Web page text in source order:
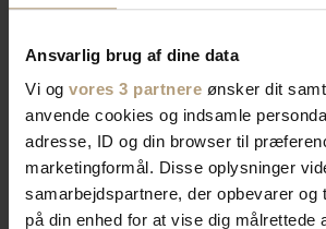
Ansvarlig brug af dine data
Vi og vores 3 partnere ønsker dit
anvende cookies og indsamle
adresse, ID og din browser til
marketingformål. Disse oplysninger
samarbejdspartnere, der opbevarer og
på din enhed for at vise dig målrettede